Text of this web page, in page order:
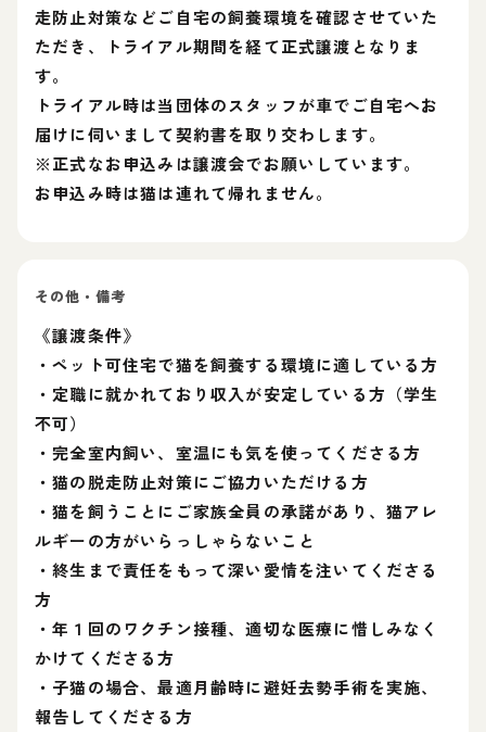
走防止対策などご自宅の飼養環境を確認させていた
ただき、トライアル期間を経て正式譲渡となりま
す。
トライアル時は当団体のスタッフが車でご自宅へお
届けに伺いまして契約書を取り交わします。
※正式なお申込みは譲渡会でお願いしています。
お申込み時は猫は連れて帰れません。
その他・備考
《譲渡条件》
・ペット可住宅で猫を飼養する環境に適している方
・定職に就かれており収入が安定している方（学生
不可）
・完全室内飼い、室温にも気を使ってくださる方
・猫の脱走防止対策にご協力いただける方
・猫を飼うことにご家族全員の承諾があり、猫アレ
ルギーの方がいらっしゃらないこと
・終生まで責任をもって深い愛情を注いてくださる
方
・年１回のワクチン接種、適切な医療に惜しみなく
かけてくださる方
・子猫の場合、最適月齢時に避妊去勢手術を実施、
報告してくださる方